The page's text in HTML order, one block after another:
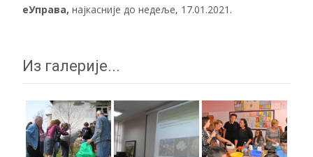
еУправа, најкасније до недеље, 17.01.2021.
Из галерије...